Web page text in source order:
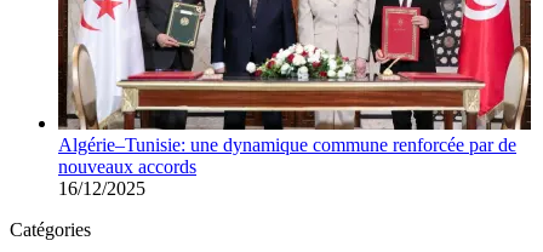
Algérie–Tunisie: une dynamique commune renforcée par de
nouveaux accords
16/12/2025
Catégories